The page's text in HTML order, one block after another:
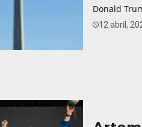
Donald
12 abril,